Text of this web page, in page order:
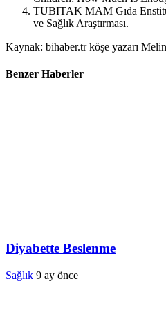
TUBITAK MAM Gıda
ve Sağlık Araştırması.
Kaynak: bihaber.tr köşe yazarı
Benzer Haberler
Diyabette Beslenme
Sağlık 9 ay önce